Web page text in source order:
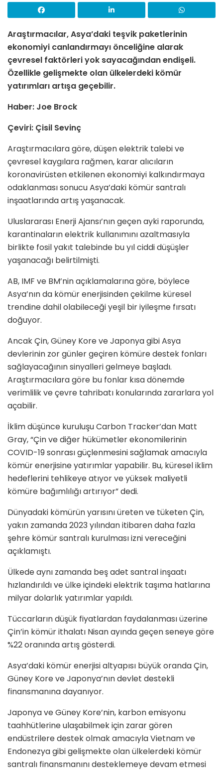
Araştırmacılar, Asya’daki teşvik paketlerinin
ekonomiyi canlandırmayı önceliğine alarak
çevresel faktörleri yok sayacağından endişeli.
Özellikle gelişmekte olan ülkelerdeki kömür
yatırımları artışa geçebilir.
Haber: Joe Brock
Çeviri: Çisil Sevinç
Araştırmacılara göre, düşen elektrik talebi ve
çevresel kaygılara rağmen, karar alıcıların
koronavirüsten etkilenen ekonomiyi kalkındırmaya
odaklanması sonucu Asya’daki kömür santralı
inşaatlarında artış yaşanacak.
Uluslararası Enerji Ajansı’nın geçen ayki raporunda,
karantinaların elektrik kullanımını azaltmasıyla
birlikte fosil yakıt talebinde bu yıl ciddi düşüşler
yaşanacağı belirtilmişti.
AB, IMF ve BM’nin açıklamalarına göre, böylece
Asya’nın da kömür enerjisinden çekilme küresel
trendine dahil olabileceği yeşil bir iyileşme fırsatı
doğuyor.
Ancak Çin, Güney Kore ve Japonya gibi Asya
devlerinin zor günler geçiren kömüre destek fonları
sağlayacağının sinyalleri gelmeye başladı.
Araştırmacılara göre bu fonlar kısa dönemde
verimlilik ve çevre tahribatı konularında zararlara yol
açabilir.
İklim düşünce kuruluşu Carbon Tracker’dan Matt
Gray, “Çin ve diğer hükümetler ekonomilerinin
COVID-19 sonrası güçlenmesini sağlamak amacıyla
kömür enerjisine yatırımlar yapabilir. Bu, küresel iklim
hedeflerini tehlikeye atıyor ve yüksek maliyetli
kömüre bağımlılığı artırıyor” dedi.
Dünyadaki kömürün yarısını üreten ve tüketen Çin,
yakın zamanda 2023 yılından itibaren daha fazla
şehre kömür santralı kurulması izni vereceğini
açıklamıştı.
Ülkede aynı zamanda beş adet santral inşaatı
hızlandırıldı ve ülke içindeki elektrik taşıma hatlarına
milyar dolarlık yatırımlar yapıldı.
Tüccarların düşük fiyatlardan faydalanması üzerine
Çin’in kömür ithalatı Nisan ayında geçen seneye göre
%22 oranında artış gösterdi.
Asya’daki kömür enerjisi altyapısı büyük oranda Çin,
Güney Kore ve Japonya’nın devlet destekli
finansmanına dayanıyor.
Japonya ve Güney Kore’nin, karbon emisyonu
taahhütlerine ulaşabilmek için zarar gören
endüstrilere destek olmak amacıyla Vietnam ve
Endonezya gibi gelişmekte olan ülkelerdeki kömür
santralı finansmanını desteklemeye devam etmesi